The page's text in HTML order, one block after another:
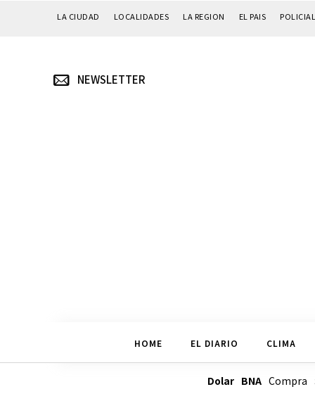
LA CIUDAD LOCALIDADES LA REGION EL PAIS
NEWSLETTER
HOME EL DIARIO CLIMA
Dolar BNACompra